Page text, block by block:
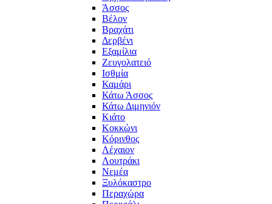
Άσσος
Βέλον
Βραχάτι
Δερβένι
Εξαμίλια
Ζευγολατειό
Ισθμία
Καμάρι
Κάτω Άσσος
Κάτω Διμηνιόν
Κιάτο
Κοκκώνι
Κόρινθος
Λέχαιον
Λουτράκι
Νεμέα
Ξυλόκαστρο
Περαχώρα